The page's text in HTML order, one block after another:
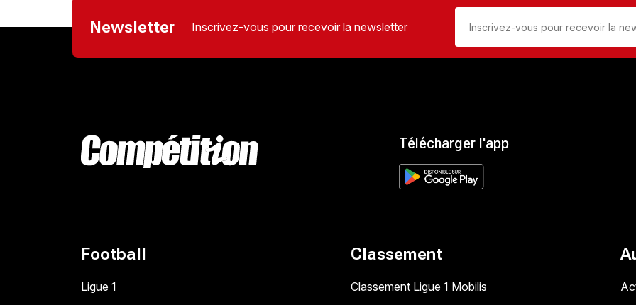
Newsletter Inscrivez-vous pour recevoir la newsletter
Télécharger l'app
Football
Ligue 1
Classement
Classement Ligue 1 Mobilis